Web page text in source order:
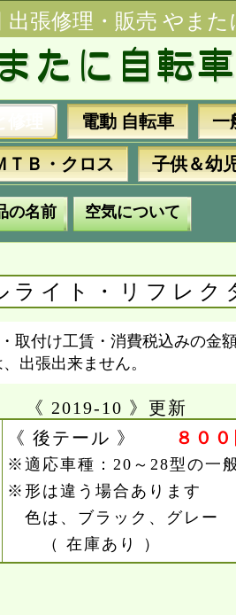
出張修理・販売 やまた
電動 自転車 一
ＴＢ・クロス 子供＆幼
の名前 空気について
ライト・リフレク
取付け工賃・消費税込みの金
出張出来ません。
《 2019-10 》更新
《 後テール 》
８０
※適応車種：20～28型の一
※形は違う場合あります
色は、ブラック、グレー
（ 在庫あり ）